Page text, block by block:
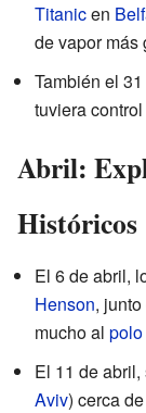
Titanicen
de vapor más
También el
tuviera
Abril:
Históricos
El 6 de abril,
Henson,
mucho al
El 11 de
Aviv) cerca